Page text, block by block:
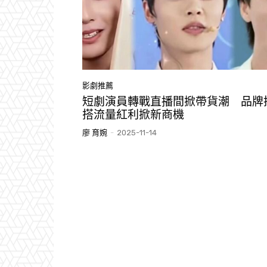
影劇推薦
短劇演員轉戰直播間掀帶貨潮 品牌
搭流量紅利掀新商機
廖 育婉 - 2025-11-14